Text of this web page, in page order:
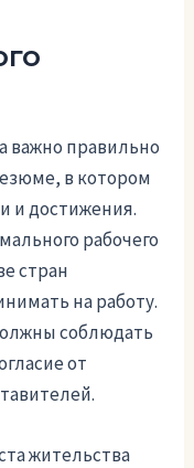
важно правильно
в котором
и достижения.
рабочего
стран
на работу.
соблюдать
от
жительства